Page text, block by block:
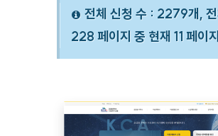
전체 신청 수 : 2279개,
228 페이지 중 현재 11 페이